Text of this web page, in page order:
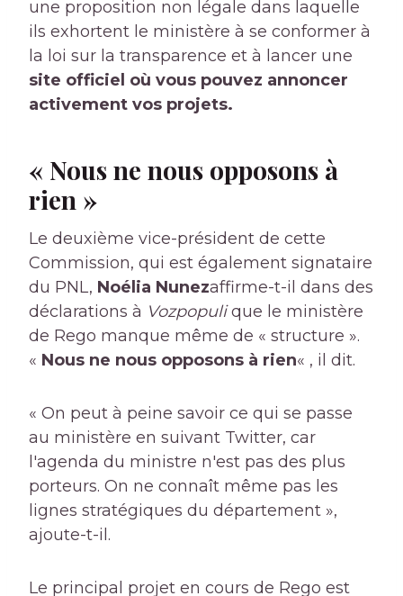
une proposition non légale dans laquelle
ils exhortent le ministère à se conformer à
la loi sur la transparence et à lancer une
site officiel où vous pouvez annoncer
activement vos projets.
« Nous ne nous opposons à
rien »
Le deuxième vice-président de cette
Commission, qui est également signataire
du PNL, Noélia Nunezaffirme-t-il dans des
déclarations à Vozpopulique le ministère
de Rego manque même de « structure ».
« Nous ne nous opposons à rien« , il dit.
« On peut à peine savoir ce qui se passe
au ministère en suivant Twitter, car
l'agenda du ministre n'est pas des plus
porteurs. On ne connaît même pas les
lignes stratégiques du département »,
ajoute-t-il.
Le principal projet en cours de Rego est